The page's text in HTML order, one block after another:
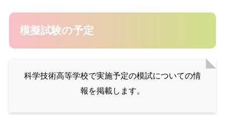
模擬試験の予定
科学技術高等学校で実施予定の模試についての情
報を掲載します。